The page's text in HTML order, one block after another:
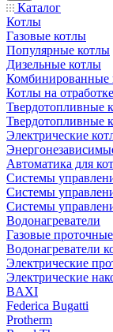
Каталог
Котлы
Газовые котлы
Популярные котлы
Дизельные котлы
Комбинированные
Котлы на отработке
Твердотопливные
Твердотопливные
Электрические
Автоматика для
Системы
Системы
Системы
Водонагреватели
Газовые
Водонагреватели
Электрические
Электрические
BAXI
Federica Bugatti
Protherm